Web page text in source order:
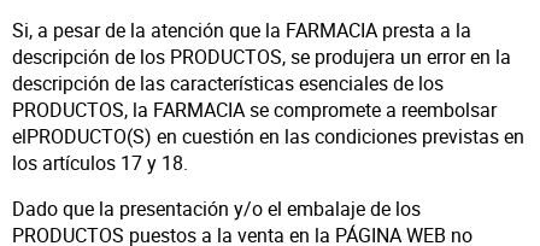
Si, a pesar de la atención que la FARMACIA presta a la
descripción de los PRODUCTOS, se produjera un error en la
descripción de las características esenciales de los
PRODUCTOS, la FARMACIA se compromete a reembolsar
elPRODUCTO(S) en cuestión en las condiciones previstas en
los artículos 17 y 18.
Dado que la presentación y/o el embalaje de los
PRODUCTOS puestos a la venta en la PÁGINA WEB no